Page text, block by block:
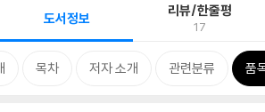
도서정보 리뷰/한줄평
17
목차 저자 소개 관련분류 품